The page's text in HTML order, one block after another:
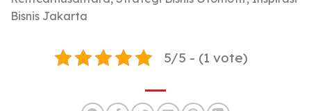
Bisnis Jakarta
5/5 - (1 vote)